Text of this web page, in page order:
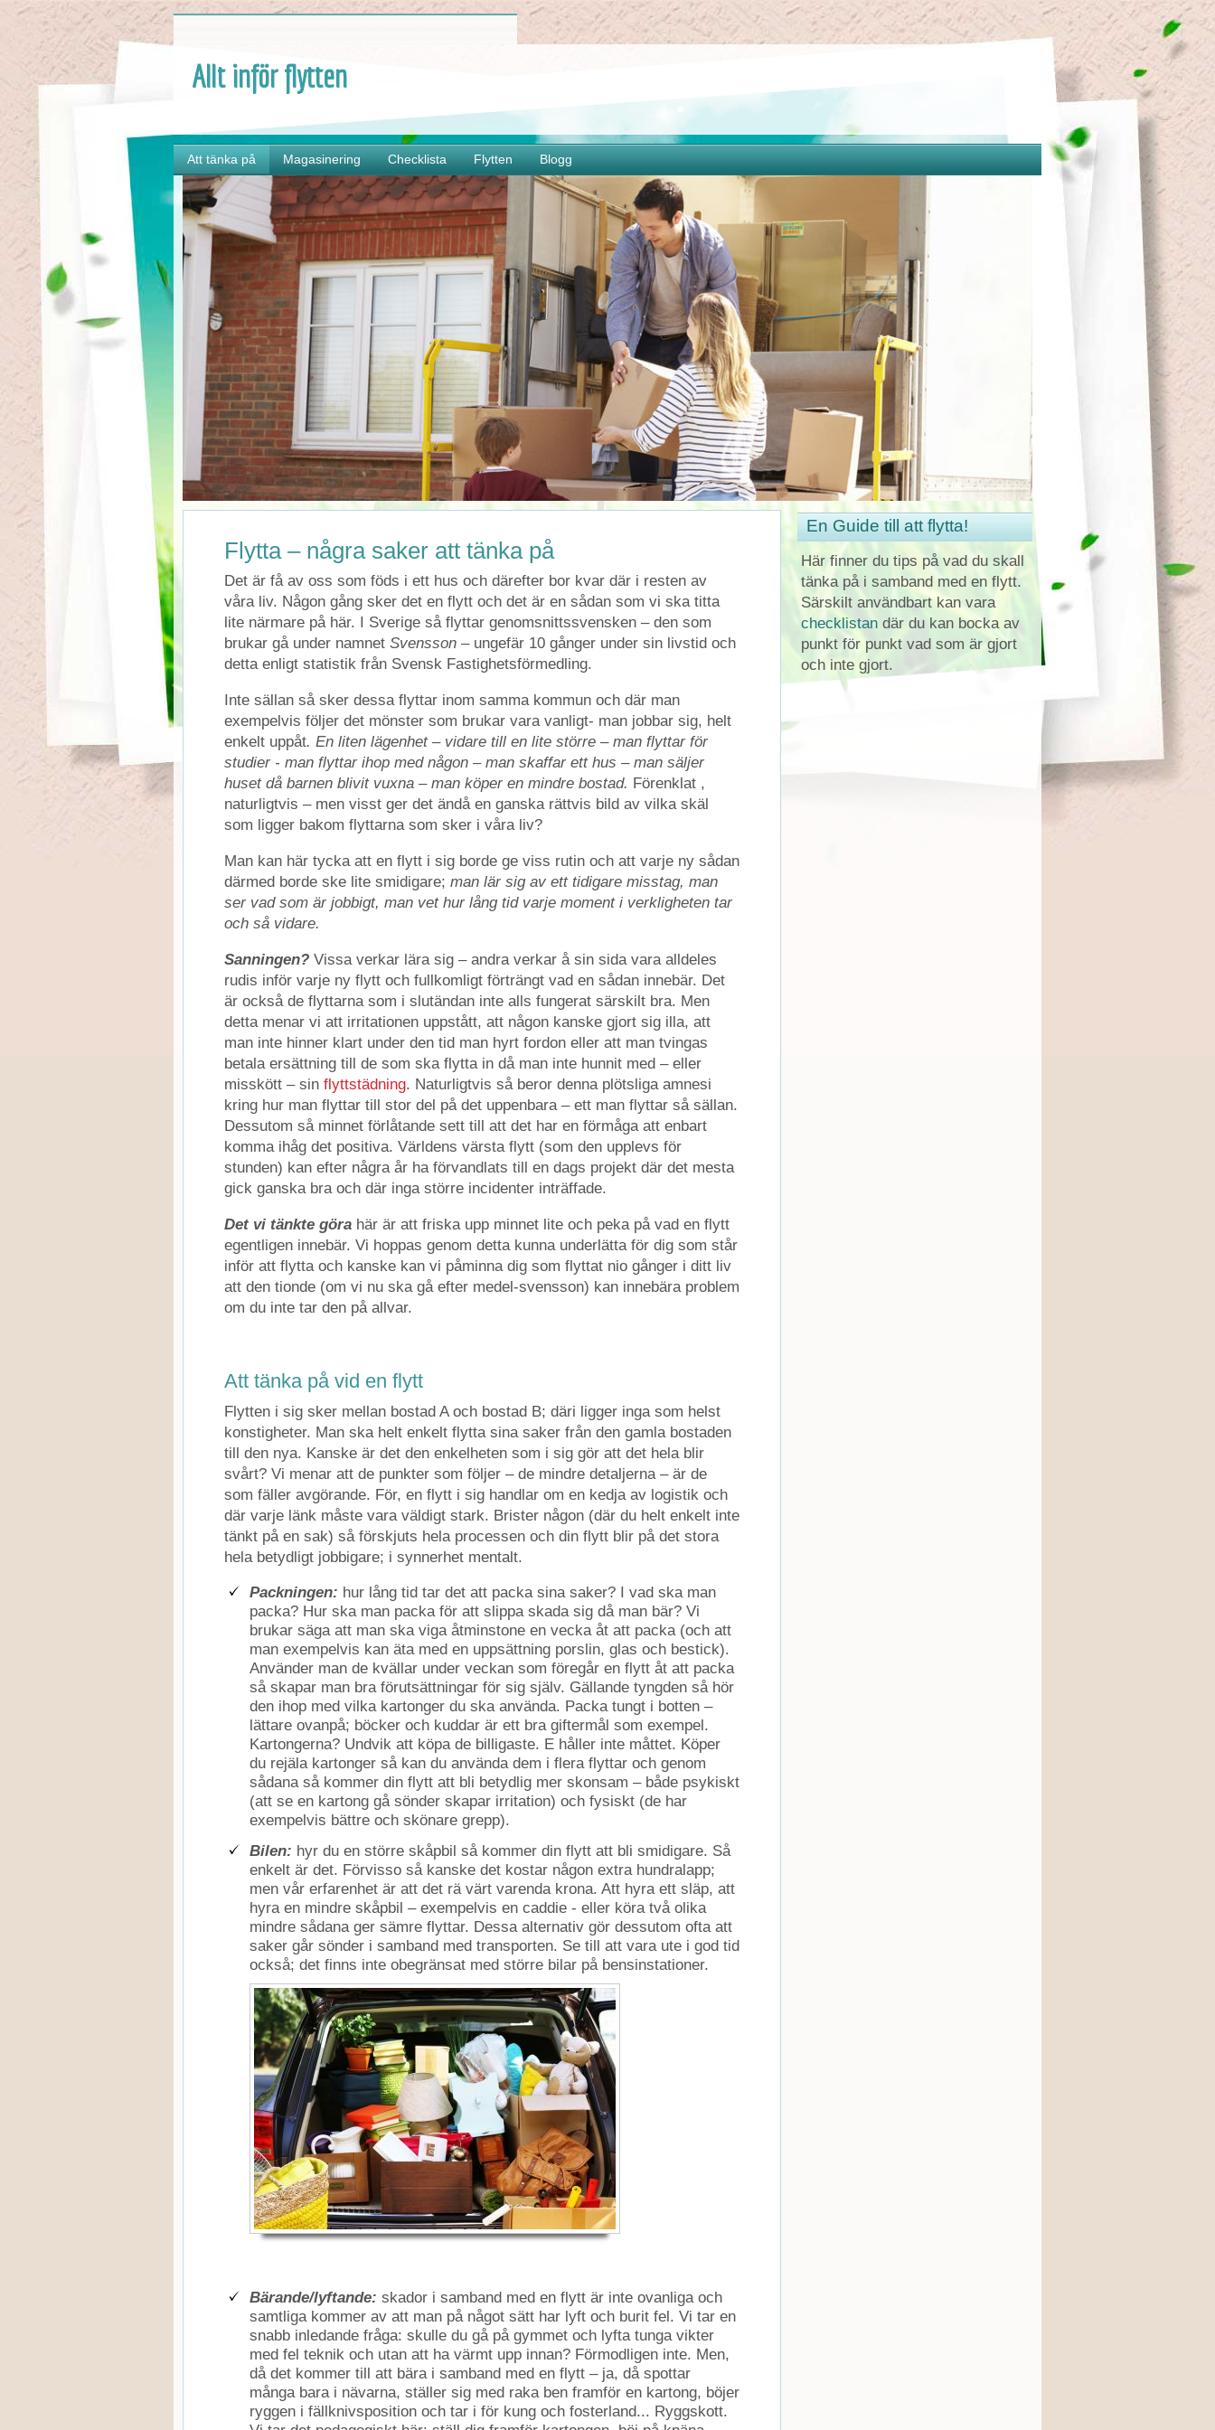
Allt inför flytten
Att tänka på Magasinering Checklista Flytten Blogg
Flytta – några saker att tänka på
Det är få av oss som föds i ett hus och därefter bor kvar där i resten av
våra liv. Någon gång sker det en flytt och det är en sådan som vi ska titta
lite närmare på här. I Sverige så flyttar genomsnittssvensken – den som
brukar gå under namnet Svensson – ungefär 10 gånger under sin livstid och
detta enligt statistik från Svensk Fastighetsförmedling.
Inte sällan så sker dessa flyttar inom samma kommun och där man
exempelvis följer det mönster som brukar vara vanligt- man jobbar sig, helt
enkelt uppåt. En liten lägenhet – vidare till en lite större – man flyttar för
studier - man flyttar ihop med någon – man skaffar ett hus – man säljer
huset då barnen blivit vuxna – man köper en mindre bostad. Förenklat ,
naturligtvis – men visst ger det ändå en ganska rättvis bild av vilka skäl
som ligger bakom flyttarna som sker i våra liv?
Man kan här tycka att en flytt i sig borde ge viss rutin och att varje ny sådan
därmed borde ske lite smidigare; man lär sig av ett tidigare misstag, man
ser vad som är jobbigt, man vet hur lång tid varje moment i verkligheten tar
och så vidare.
Sanningen? Vissa verkar lära sig – andra verkar å sin sida vara alldeles
rudis inför varje ny flytt och fullkomligt förträngt vad en sådan innebär. Det
är också de flyttarna som i slutändan inte alls fungerat särskilt bra. Men
detta menar vi att irritationen uppstått, att någon kanske gjort sig illa, att
man inte hinner klart under den tid man hyrt fordon eller att man tvingas
betala ersättning till de som ska flytta in då man inte hunnit med – eller
misskött – sin flyttstädning. Naturligtvis så beror denna plötsliga amnesi
kring hur man flyttar till stor del på det uppenbara – ett man flyttar så sällan.
Dessutom så minnet förlåtande sett till att det har en förmåga att enbart
komma ihåg det positiva. Världens värsta flytt (som den upplevs för
stunden) kan efter några år ha förvandlats till en dags projekt där det mesta
gick ganska bra och där inga större incidenter inträffade.
Det vi tänkte göra här är att friska upp minnet lite och peka på vad en flytt
egentligen innebär. Vi hoppas genom detta kunna underlätta för dig som står
inför att flytta och kanske kan vi påminna dig som flyttat nio gånger i ditt liv
att den tionde (om vi nu ska gå efter medel-svensson) kan innebära problem
om du inte tar den på allvar.
Att tänka på vid en flytt
Flytten i sig sker mellan bostad A och bostad B; däri ligger inga som helst
konstigheter. Man ska helt enkelt flytta sina saker från den gamla bostaden
till den nya. Kanske är det den enkelheten som i sig gör att det hela blir
svårt? Vi menar att de punkter som följer – de mindre detaljerna – är de
som fäller avgörande. För, en flytt i sig handlar om en kedja av logistik och
där varje länk måste vara väldigt stark. Brister någon (där du helt enkelt inte
tänkt på en sak) så förskjuts hela processen och din flytt blir på det stora
hela betydligt jobbigare; i synnerhet mentalt.
Packningen: hur lång tid tar det att packa sina saker? I vad ska man
packa? Hur ska man packa för att slippa skada sig då man bär? Vi
brukar säga att man ska viga åtminstone en vecka åt att packa (och att
man exempelvis kan äta med en uppsättning porslin, glas och bestick).
Använder man de kvällar under veckan som föregår en flytt åt att packa
så skapar man bra förutsättningar för sig själv. Gällande tyngden så hör
den ihop med vilka kartonger du ska använda. Packa tungt i botten –
lättare ovanpå; böcker och kuddar är ett bra giftermål som exempel.
Kartongerna? Undvik att köpa de billigaste. E håller inte måttet. Köper
du rejäla kartonger så kan du använda dem i flera flyttar och genom
sådana så kommer din flytt att bli betydlig mer skonsam – både psykiskt
(att se en kartong gå sönder skapar irritation) och fysiskt (de har
exempelvis bättre och skönare grepp).
Bilen: hyr du en större skåpbil så kommer din flytt att bli smidigare. Så
enkelt är det. Förvisso så kanske det kostar någon extra hundralapp;
men vår erfarenhet är att det rä värt varenda krona. Att hyra ett släp, att
hyra en mindre skåpbil – exempelvis en caddie - eller köra två olika
mindre sådana ger sämre flyttar. Dessa alternativ gör dessutom ofta att
saker går sönder i samband med transporten. Se till att vara ute i god tid
också; det finns inte obegränsat med större bilar på bensinstationer.
Bärande/lyftande: skador i samband med en flytt är inte ovanliga och
samtliga kommer av att man på något sätt har lyft och burit fel. Vi tar en
snabb inledande fråga: skulle du gå på gymmet och lyfta tunga vikter
med fel teknik och utan att ha värmt upp innan? Förmodligen inte. Men,
då det kommer till att bära i samband med en flytt – ja, då spottar
många bara i nävarna, ställer sig med raka ben framför en kartong, böjer
ryggen i fällknivsposition och tar i för kung och fosterland... Ryggskott.
En Guide till att flytta!
Här finner du tips på vad du skall
tänka på i samband med en flytt.
Särskilt användbart kan vara
checklistan där du kan bocka av
punkt för punkt vad som är gjort
och inte gjort.